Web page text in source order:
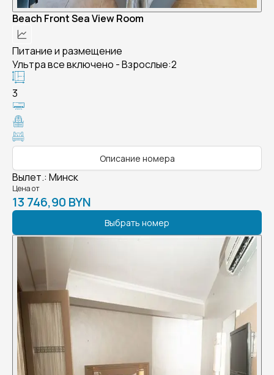
Beach Front Sea View Room
Питание и размещение
Ультра все включено - Взрослые:2
3
Описание номера
Вылет.: Минск
Цена от
13 746,90 BYN
Выбрать номер